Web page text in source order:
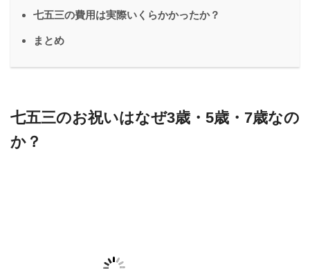
七五三の費用は実際いくらかかったか？
まとめ
七五三のお祝いはなぜ3歳・5歳・7歳なの
か？